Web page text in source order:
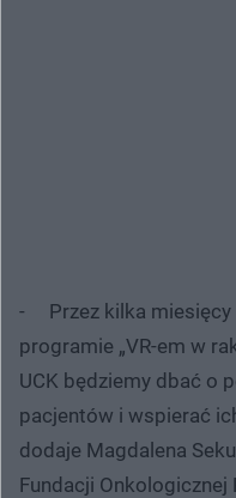
- Przez kilka miesięcy
programie „VR-em w
UCK będziemy dbać o
pacjentów i wspierać
dodaje Magdalena
Fundacji Onkologicznej